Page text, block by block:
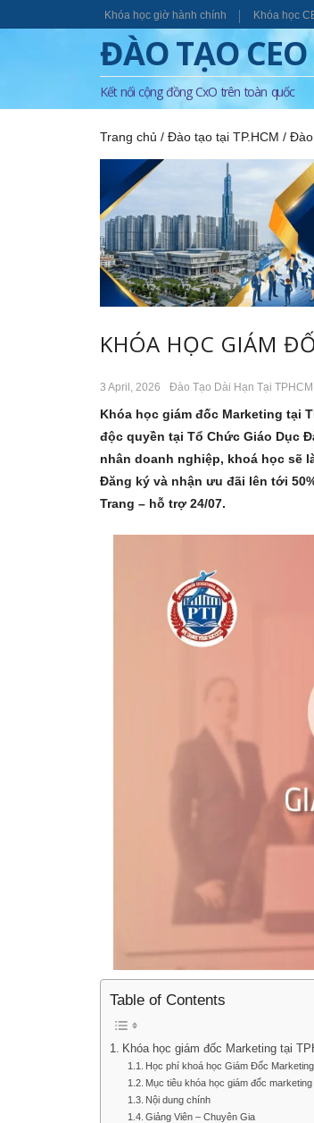
Khóa học giờ hành chính Khóa học
ĐÀO TẠO CEO
Kết nối cộng đồng CxO trên toàn quốc
Trang chủ / Đào tạo tại TP.HCM / Đào
KHÓA HỌC GIÁM
3 April, 2026 Đào Tạo Dài Hạn Tại TPHCM
Khóa học giám đốc Marketing tại
độc quyền tại Tổ Chức Giáo Dục
nhân doanh nghiệp, khoá học sẽ
Đăng ký và nhận ưu đãi lên tới
Trang – hỗ trợ 24/07.
Table of Contents
Khóa học giám đốc Marketing tại
Học phí khoá học Giám Đốc
Mục tiêu khóa học giám đốc
Nội dung chính
Giảng Viên – Chuyên Gia